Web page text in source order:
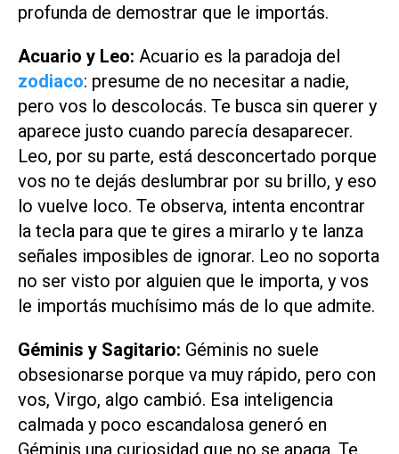
profunda de demostrar que le importás.
Acuario y Leo: Acuario es la paradoja del
zodiaco: presume de no necesitar a nadie,
pero vos lo descolocás. Te busca sin querer y
aparece justo cuando parecía desaparecer.
Leo, por su parte, está desconcertado porque
vos no te dejás deslumbrar por su brillo, y eso
lo vuelve loco. Te observa, intenta encontrar
la tecla para que te gires a mirarlo y te lanza
señales imposibles de ignorar. Leo no soporta
no ser visto por alguien que le importa, y vos
le importás muchísimo más de lo que admite.
Géminis y Sagitario: Géminis no suele
obsesionarse porque va muy rápido, pero con
vos, Virgo, algo cambió. Esa inteligencia
calmada y poco escandalosa generó en
Géminis una curiosidad que no se apaga. Te